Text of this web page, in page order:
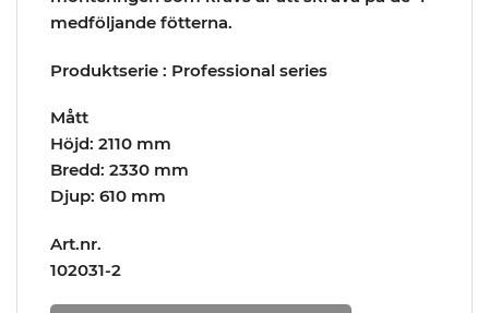
medföljande fötterna.
Produktserie : Professional series
Mått
Höjd: 2110 mm
Bredd: 2330 mm
Djup: 610 mm
Art.nr.
102031-2